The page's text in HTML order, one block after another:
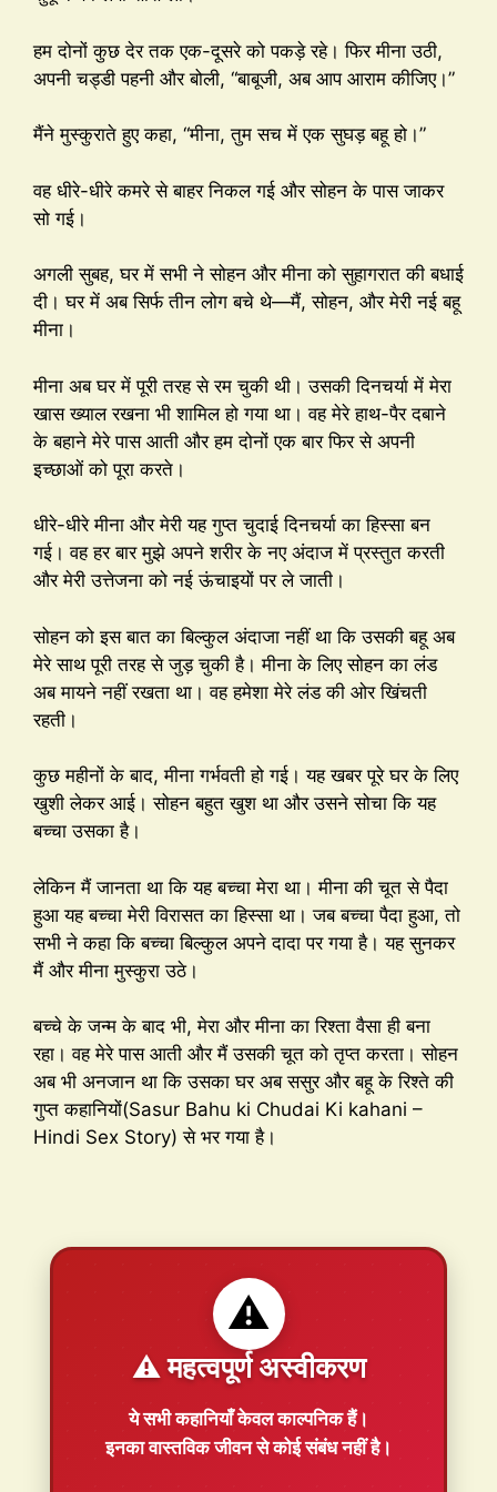
हम दोनों कुछ देर तक एक-दूसरे को पकड़े रहे। फिर मीना उठी,
अपनी चड्डी पहनी और बोली, “बाबूजी, अब आप आराम कीजिए।”
मैंने मुस्कुराते हुए कहा, “मीना, तुम सच में एक सुघड़ बहू हो।”
वह धीरे-धीरे कमरे से बाहर निकल गई और सोहन के पास जाकर
सो गई।
अगली सुबह, घर में सभी ने सोहन और मीना को सुहागरात की बधाई
दी। घर में अब सिर्फ तीन लोग बचे थे—मैं, सोहन, और मेरी नई बहू
मीना।
मीना अब घर में पूरी तरह से रम चुकी थी। उसकी दिनचर्या में मेरा
खास ख्याल रखना भी शामिल हो गया था। वह मेरे हाथ-पैर दबाने
के बहाने मेरे पास आती और हम दोनों एक बार फिर से अपनी
इच्छाओं को पूरा करते।
धीरे-धीरे मीना और मेरी यह गुप्त चुदाई दिनचर्या का हिस्सा बन
गई। वह हर बार मुझे अपने शरीर के नए अंदाज में प्रस्तुत करती
और मेरी उत्तेजना को नई ऊंचाइयों पर ले जाती।
सोहन को इस बात का बिल्कुल अंदाजा नहीं था कि उसकी बहू अब
मेरे साथ पूरी तरह से जुड़ चुकी है। मीना के लिए सोहन का लंड
अब मायने नहीं रखता था। वह हमेशा मेरे लंड की ओर खिंचती
रहती।
कुछ महीनों के बाद, मीना गर्भवती हो गई। यह खबर पूरे घर के लिए
खुशी लेकर आई। सोहन बहुत खुश था और उसने सोचा कि यह
बच्चा उसका है।
लेकिन मैं जानता था कि यह बच्चा मेरा था। मीना की चूत से पैदा
हुआ यह बच्चा मेरी विरासत का हिस्सा था। जब बच्चा पैदा हुआ, तो
सभी ने कहा कि बच्चा बिल्कुल अपने दादा पर गया है। यह सुनकर
मैं और मीना मुस्कुरा उठे।
बच्चे के जन्म के बाद भी, मेरा और मीना का रिश्ता वैसा ही बना
रहा। वह मेरे पास आती और मैं उसकी चूत को तृप्त करता। सोहन
अब भी अनजान था कि उसका घर अब ससुर और बहू के रिश्ते की
गुप्त कहानियों(Sasur Bahu ki Chudai Ki kahani –
Hindi Sex Story) से भर गया है।
⚠️
⚠️ महत्वपूर्ण अस्वीकरण
ये सभी कहानियाँकेवल काल्पनिकहैं।
इनका वास्तविक जीवन से कोई संबंध नहीं है।